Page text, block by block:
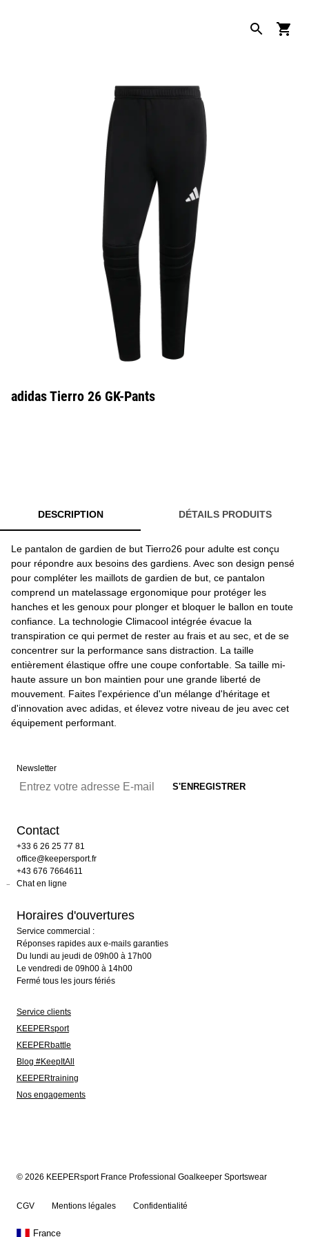
adidas Tierro 26 GK-Pants
DESCRIPTION DÉTAILS PRODUITS
Le pantalon de gardien de but Tierro26 pour adulte est conçu
pour répondre aux besoins des gardiens. Avec son design pensé
pour compléter les maillots de gardien de but, ce pantalon
comprend un matelassage ergonomique pour protéger les
hanches et les genoux pour plonger et bloquer le ballon en toute
confiance. La technologie Climacool intégrée évacue la
transpiration ce qui permet de rester au frais et au sec, et de se
concentrer sur la performance sans distraction. La taille
entièrement élastique offre une coupe confortable. Sa taille mi-
haute assure un bon maintien pour une grande liberté de
mouvement. Faites l'expérience d'un mélange d'héritage et
d'innovation avec adidas, et élevez votre niveau de jeu avec cet
équipement performant.
Newsletter
Contact
+33 6 26 25 77 81
office@keepersport.fr
+43 676 7664611
Chat en ligne
Horaires d'ouvertures
Service commercial :
Réponses rapides aux e-mails garanties
Du lundi au jeudi de 09h00 à 17h00
Le vendredi de 09h00 à 14h00
Fermé tous les jours fériés
Service clients
KEEPERsport
KEEPERbattle
Blog #KeepItAll
KEEPERtraining
Nos engagements
© 2026 KEEPERsport France Professional Goalkeeper Sportswear
CGV Mentions légales Confidentialité
France